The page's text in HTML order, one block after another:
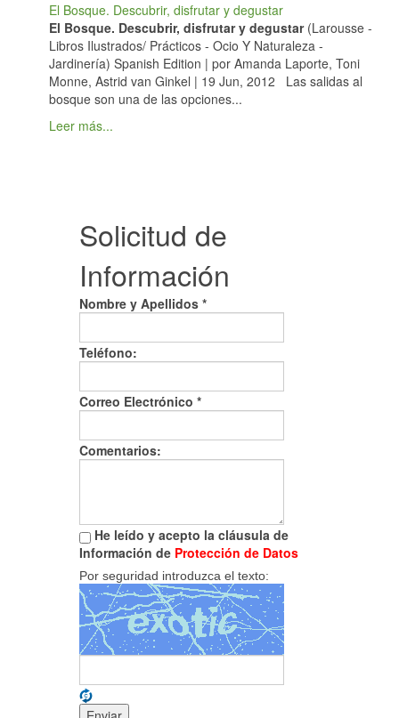
El Bosque. Descubrir, disfrutar y degustar
El Bosque. Descubrir, disfrutar y degustar(Larousse -
Libros Ilustrados/ Prácticos - Ocio Y Naturaleza -
Jardinería) Spanish Edition | por Amanda Laporte, Toni
Monne, Astrid van Ginkel | 19 Jun, 2012 Las salidas al
bosque son una de las opciones...
Leer más...
Solicitud de
Información
Nombre y Apellidos *
Teléfono:
Correo Electrónico *
Comentarios:
He leído y acepto la cláusula de
Información de Protección de Datos
Por seguridad introduzca el texto: